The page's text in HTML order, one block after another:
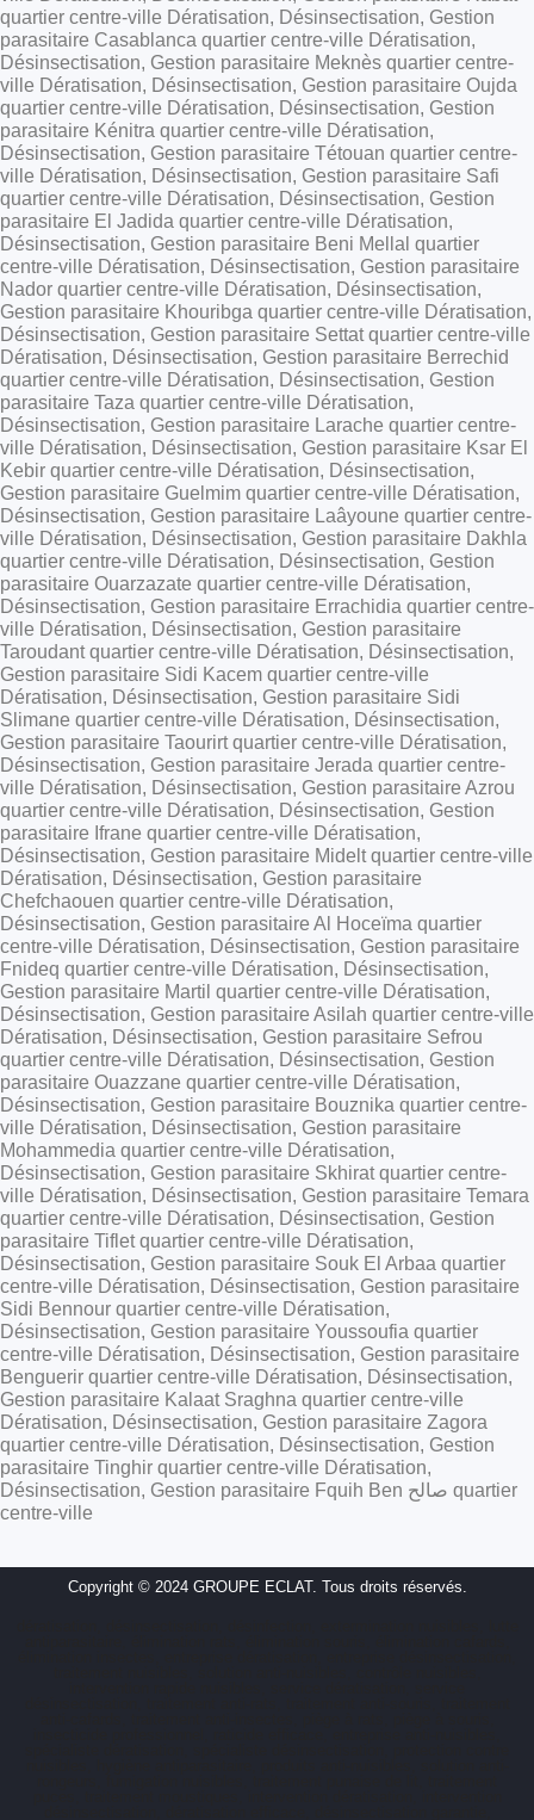
quartier centre-ville Dératisation, Désinsectisation, Gestion
parasitaire Casablanca quartier centre-ville Dératisation,
Désinsectisation, Gestion parasitaire Meknès quartier centre-
ville Dératisation, Désinsectisation, Gestion parasitaire Oujda
quartier centre-ville Dératisation, Désinsectisation, Gestion
parasitaire Kénitra quartier centre-ville Dératisation,
Désinsectisation, Gestion parasitaire Tétouan quartier centre-
ville Dératisation, Désinsectisation, Gestion parasitaire Safi
quartier centre-ville Dératisation, Désinsectisation, Gestion
parasitaire El Jadida quartier centre-ville Dératisation,
Désinsectisation, Gestion parasitaire Beni Mellal quartier
centre-ville Dératisation, Désinsectisation, Gestion parasitaire
Nador quartier centre-ville Dératisation, Désinsectisation,
Gestion parasitaire Khouribga quartier centre-ville Dératisation,
Désinsectisation, Gestion parasitaire Settat quartier centre-ville
Dératisation, Désinsectisation, Gestion parasitaire Berrechid
quartier centre-ville Dératisation, Désinsectisation, Gestion
parasitaire Taza quartier centre-ville Dératisation,
Désinsectisation, Gestion parasitaire Larache quartier centre-
ville Dératisation, Désinsectisation, Gestion parasitaire Ksar El
Kebir quartier centre-ville Dératisation, Désinsectisation,
Gestion parasitaire Guelmim quartier centre-ville Dératisation,
Désinsectisation, Gestion parasitaire Laâyoune quartier centre-
ville Dératisation, Désinsectisation, Gestion parasitaire Dakhla
quartier centre-ville Dératisation, Désinsectisation, Gestion
parasitaire Ouarzazate quartier centre-ville Dératisation,
Désinsectisation, Gestion parasitaire Errachidia quartier centre-
ville Dératisation, Désinsectisation, Gestion parasitaire
Taroudant quartier centre-ville Dératisation, Désinsectisation,
Gestion parasitaire Sidi Kacem quartier centre-ville
Dératisation, Désinsectisation, Gestion parasitaire Sidi
Slimane quartier centre-ville Dératisation, Désinsectisation,
Gestion parasitaire Taourirt quartier centre-ville Dératisation,
Désinsectisation, Gestion parasitaire Jerada quartier centre-
ville Dératisation, Désinsectisation, Gestion parasitaire Azrou
quartier centre-ville Dératisation, Désinsectisation, Gestion
parasitaire Ifrane quartier centre-ville Dératisation,
Désinsectisation, Gestion parasitaire Midelt quartier centre-ville
Dératisation, Désinsectisation, Gestion parasitaire
Chefchaouen quartier centre-ville Dératisation,
Désinsectisation, Gestion parasitaire Al Hoceïma quartier
centre-ville Dératisation, Désinsectisation, Gestion parasitaire
Fnideq quartier centre-ville Dératisation, Désinsectisation,
Gestion parasitaire Martil quartier centre-ville Dératisation,
Désinsectisation, Gestion parasitaire Asilah quartier centre-ville
Dératisation, Désinsectisation, Gestion parasitaire Sefrou
quartier centre-ville Dératisation, Désinsectisation, Gestion
parasitaire Ouazzane quartier centre-ville Dératisation,
Désinsectisation, Gestion parasitaire Bouznika quartier centre-
ville Dératisation, Désinsectisation, Gestion parasitaire
Mohammedia quartier centre-ville Dératisation,
Désinsectisation, Gestion parasitaire Skhirat quartier centre-
ville Dératisation, Désinsectisation, Gestion parasitaire Temara
quartier centre-ville Dératisation, Désinsectisation, Gestion
parasitaire Tiflet quartier centre-ville Dératisation,
Désinsectisation, Gestion parasitaire Souk El Arbaa quartier
centre-ville Dératisation, Désinsectisation, Gestion parasitaire
Sidi Bennour quartier centre-ville Dératisation,
Désinsectisation, Gestion parasitaire Youssoufia quartier
centre-ville Dératisation, Désinsectisation, Gestion parasitaire
Benguerir quartier centre-ville Dératisation, Désinsectisation,
Gestion parasitaire Kalaat Sraghna quartier centre-ville
Dératisation, Désinsectisation, Gestion parasitaire Zagora
quartier centre-ville Dératisation, Désinsectisation, Gestion
parasitaire Tinghir quartier centre-ville Dératisation,
Désinsectisation, Gestion parasitaire Fquih Ben صالح quartier
centre-ville
Copyright © 2024 GROUPE ECLAT. Tous droits réservés.